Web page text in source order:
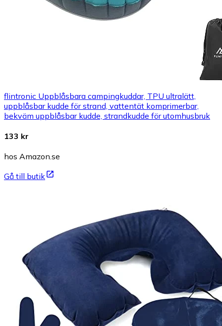
flintronic Uppblåsbara campingkuddar, TPU ultralätt,
uppblåsbar kudde för strand, vattentät komprimerbar,
bekväm uppblåsbar kudde, strandkudde för utomhusbruk
133 kr
hos Amazon.se
Gå till butik